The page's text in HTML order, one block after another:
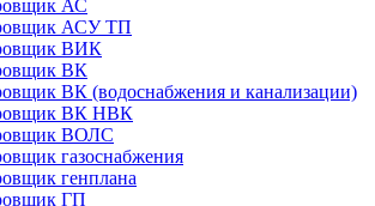
АС
АСУ ТП
ВИК
ВК
ВК (водоснабжения и канализации)
ВК НВК
ВОЛС
газоснабжения
генплана
ГП